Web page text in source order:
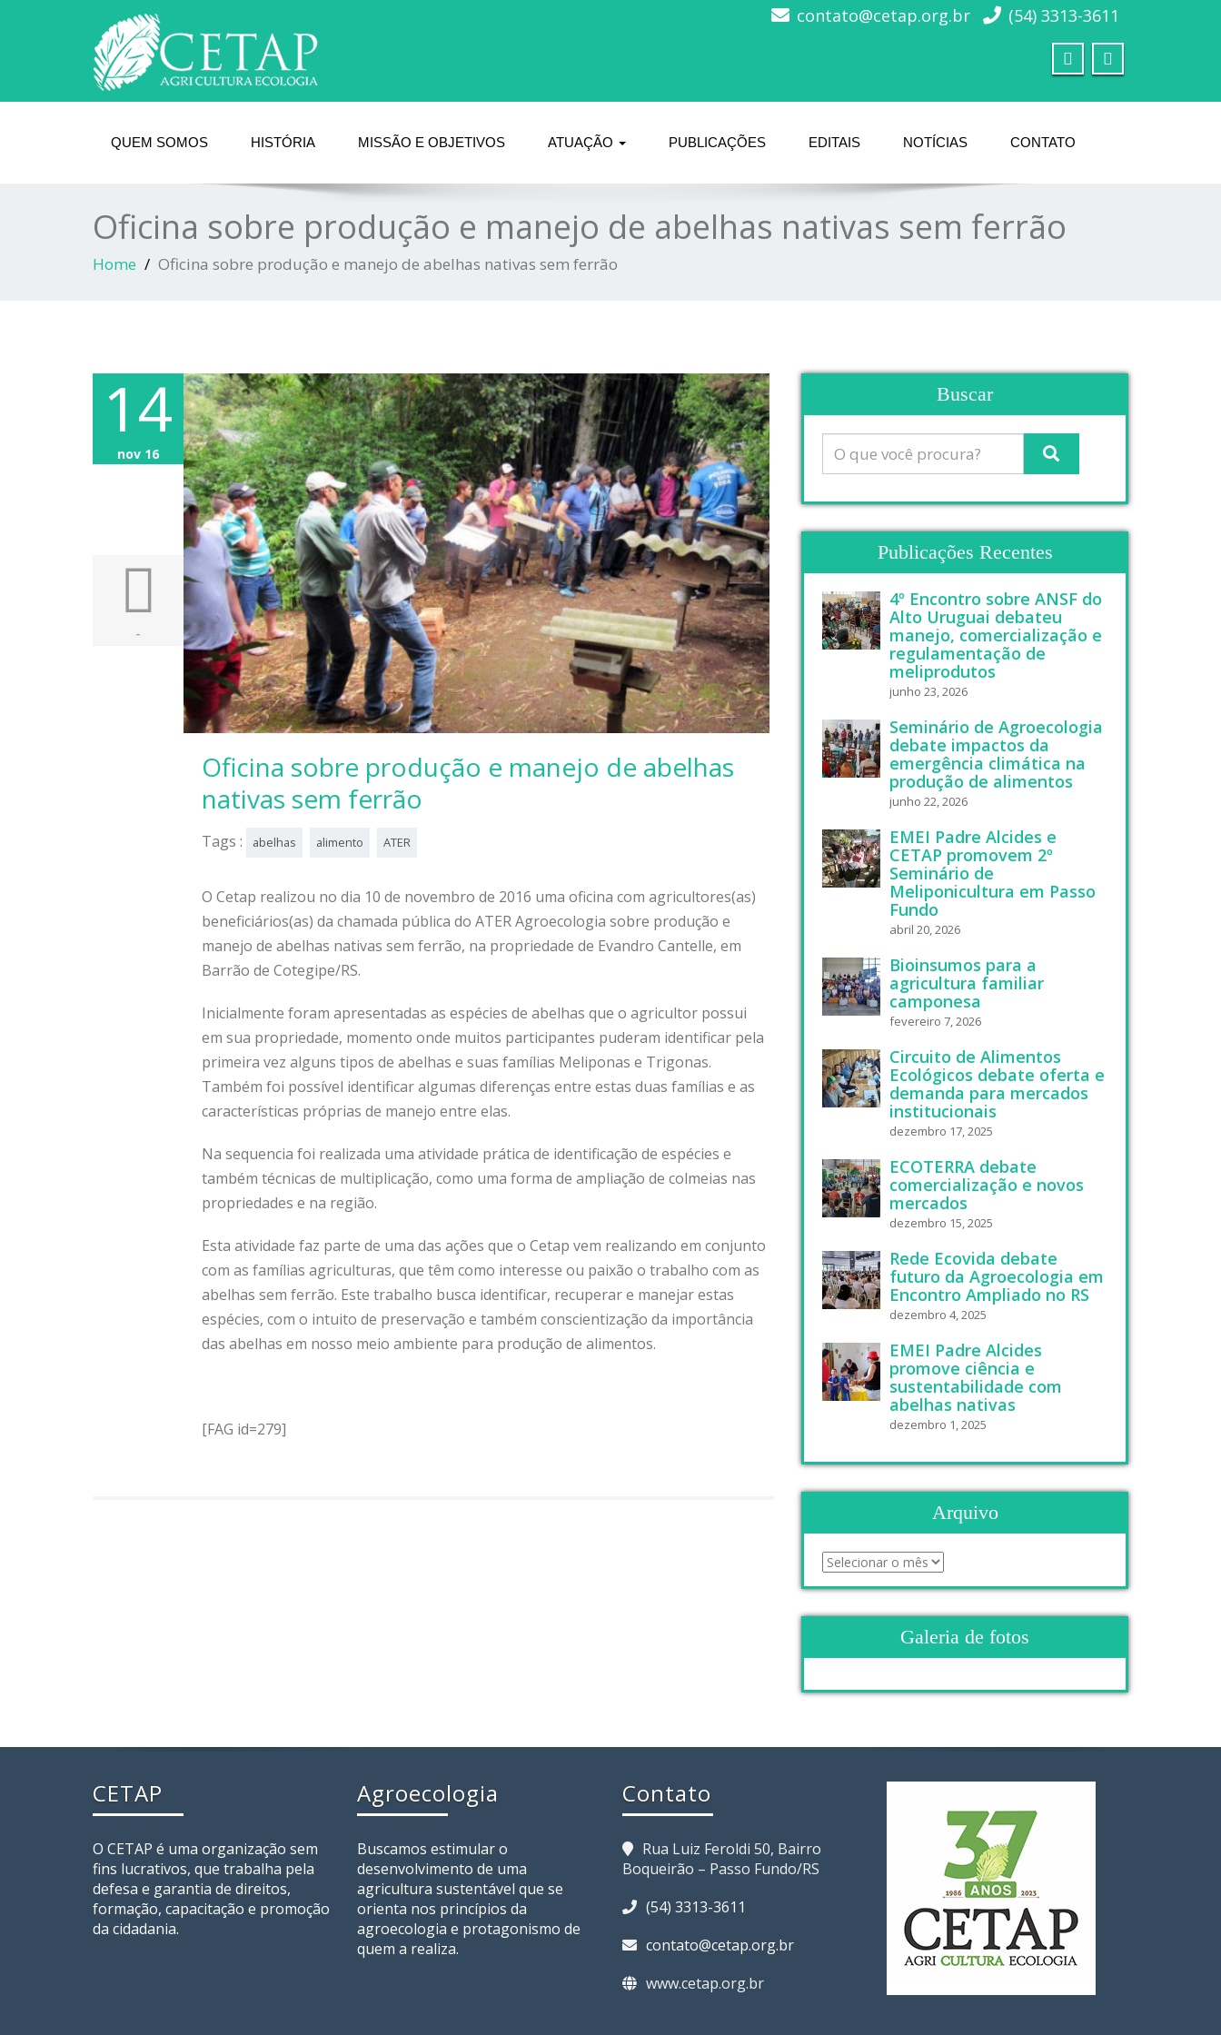
contato@cetap.org.br (54) 3313-3611
QUEM SOMOS HISTÓRIA MISSÃO E OBJETIVOS ATUAÇÃO PUBLICAÇÕES EDITAIS NOTÍCIAS CONTATO
Oficina sobre produção e manejo de abelhas nativas sem ferrão
Home Oficina sobre produção e manejo de abelhas nativas sem ferrão
14
nov 16
-
Oficina sobre produção e manejo de abelhas
nativas sem ferrão
Tags : abelhas alimento ATER
O Cetap realizou no dia 10 de novembro de 2016 uma oficina com agricultores(as)
beneficiários(as) da chamada pública do ATER Agroecologia sobre produção e
manejo de abelhas nativas sem ferrão, na propriedade de Evandro Cantelle, em
Barrão de Cotegipe/RS.
Inicialmente foram apresentadas as espécies de abelhas que o agricultor possui
em sua propriedade, momento onde muitos participantes puderam identificar pela
primeira vez alguns tipos de abelhas e suas famílias Meliponas e Trigonas.
Também foi possível identificar algumas diferenças entre estas duas famílias e as
características próprias de manejo entre elas.
Na sequencia foi realizada uma atividade prática de identificação de espécies e
também técnicas de multiplicação, como uma forma de ampliação de colmeias nas
propriedades e na região.
Esta atividade faz parte de uma das ações que o Cetap vem realizando em conjunto
com as famílias agriculturas, que têm como interesse ou paixão o trabalho com as
abelhas sem ferrão. Este trabalho busca identificar, recuperar e manejar estas
espécies, com o intuito de preservação e também conscientização da importância
das abelhas em nosso meio ambiente para produção de alimentos.
[FAG id=279]
Buscar
Publicações Recentes
4º Encontro sobre ANSF do
Alto Uruguai debateu
manejo, comercialização e
regulamentação de
meliprodutos
junho 23, 2026
Seminário de Agroecologia
debate impactos da
emergência climática na
produção de alimentos
junho 22, 2026
EMEI Padre Alcides e
CETAP promovem 2º
Seminário de
Meliponicultura em Passo
Fundo
abril 20, 2026
Bioinsumos para a
agricultura familiar
camponesa
fevereiro 7, 2026
Circuito de Alimentos
Ecológicos debate oferta e
demanda para mercados
institucionais
dezembro 17, 2025
ECOTERRA debate
comercialização e novos
mercados
dezembro 15, 2025
Rede Ecovida debate
futuro da Agroecologia em
Encontro Ampliado no RS
dezembro 4, 2025
EMEI Padre Alcides
promove ciência e
sustentabilidade com
abelhas nativas
dezembro 1, 2025
Arquivo
Galeria de fotos
CETAP
O CETAP é uma organização sem
fins lucrativos, que trabalha pela
defesa e garantia de direitos,
formação, capacitação e promoção
da cidadania.
Agroecologia
Buscamos estimular o
desenvolvimento de uma
agricultura sustentável que se
orienta nos princípios da
agroecologia e protagonismo de
quem a realiza.
Contato
Rua Luiz Feroldi 50, Bairro
Boqueirão – Passo Fundo/RS
(54) 3313-3611
contato@cetap.org.br
www.cetap.org.br